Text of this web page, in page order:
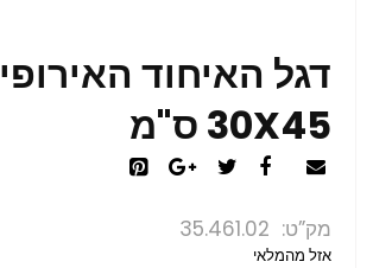
דגל האיחוד האירופי
30X45 ס"מ
מק”ט 35.461.02
אזל מהמלאי